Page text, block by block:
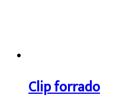
Clip forrado